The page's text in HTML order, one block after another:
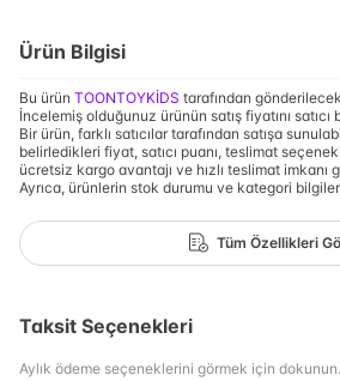
Ürün Bilgisi
Bu ürün TOONTOYKİDS tarafından
İncelemiş olduğunuz ürünün satış fiyatını satıcı
Bir ürün, farklı satıcılar tarafından satışa
belirledikleri fiyat, satıcı puanı, teslimat
ücretsiz kargo avantajı ve hızlı teslimat imkanı
Ayrıca, ürünlerin stok durumu ve kategori
Tüm Özellikleri
Taksit Seçenekleri
Aylık ödeme seçeneklerini görmek için dokunun.